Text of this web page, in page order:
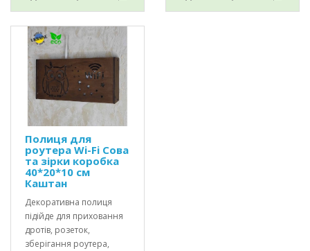
Полиця для
роутера Wi-Fi Сова
та зірки коробка
40*20*10 см
Каштан
Декоративна полиця
підійде для приховання
дротів, розеток,
зберігання роутера,